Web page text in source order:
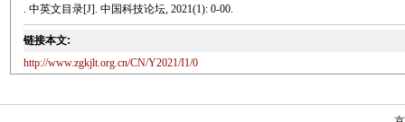
. 中英文目录[J]. 中国科技论坛, 2021(1): 0-00.
链接本文:
http://www.zgkjlt.org.cn/CN/Y2021/I1/0